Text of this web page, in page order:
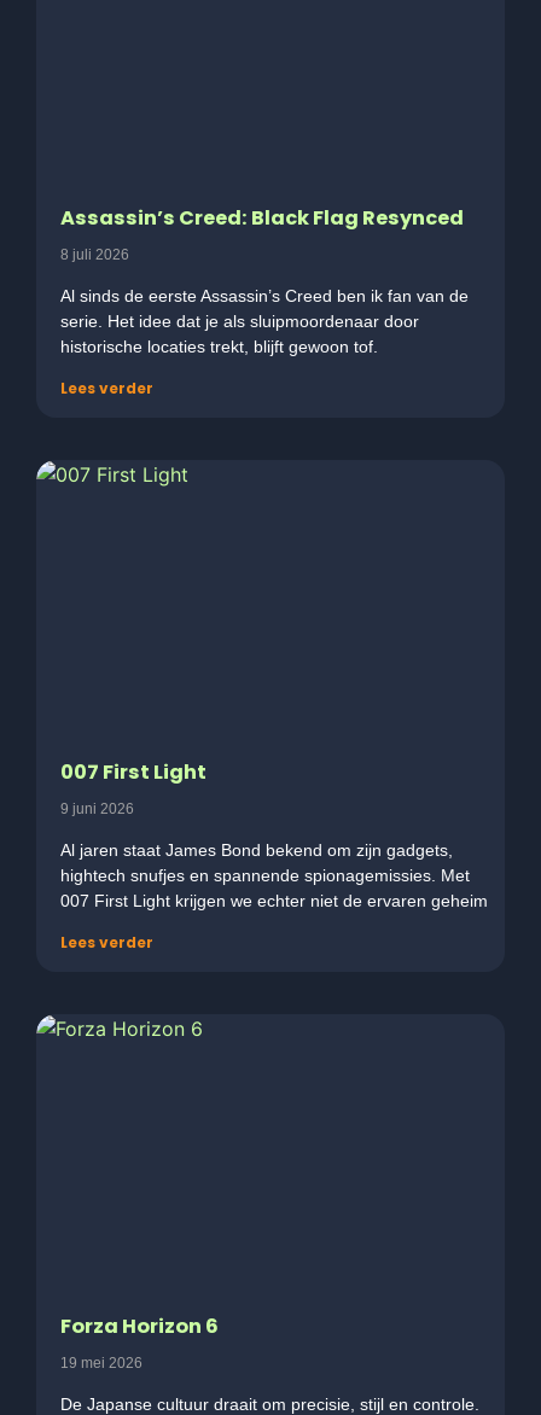
Assassin’s Creed: Black Flag Resynced
8 juli 2026
Al sinds de eerste Assassin’s Creed ben ik fan van de
serie. Het idee dat je als sluipmoordenaar door
historische locaties trekt, blijft gewoon tof.
Lees verder
007 First Light
9 juni 2026
Al jaren staat James Bond bekend om zijn gadgets,
hightech snufjes en spannende spionagemissies. Met
007 First Light krijgen we echter niet de ervaren geheim
Lees verder
Forza Horizon 6
19 mei 2026
De Japanse cultuur draait om precisie, stijl en controle.